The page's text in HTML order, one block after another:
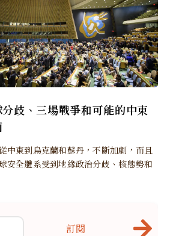
歧、三場戰爭和可能的中東
中東到烏克蘭和蘇丹，不斷加劇，而且
安全體系受到地緣政治分歧、核態勢和
訂閱